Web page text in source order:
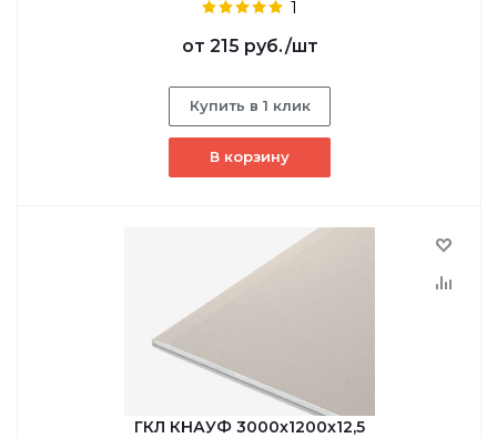
1
от 215 руб./шт
Купить в 1 клик
В корзину
ГКЛ КНАУФ 3000x1200x12,5